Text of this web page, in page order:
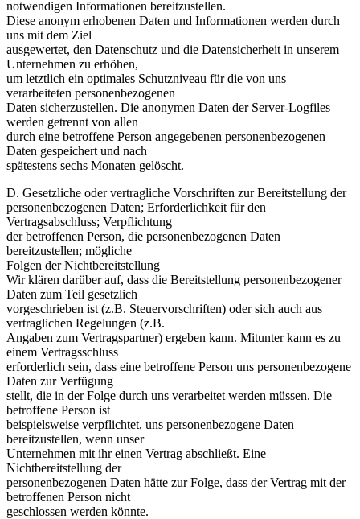
notwendigen Informationen bereitzustellen.
Diese anonym erhobenen Daten und Informationen werden durch
uns mit dem Ziel
ausgewertet, den Datenschutz und die Datensicherheit in unserem
Unternehmen zu erhöhen,
um letztlich ein optimales Schutzniveau für die von uns
verarbeiteten personenbezogenen
Daten sicherzustellen. Die anonymen Daten der Server-Logfiles
werden getrennt von allen
durch eine betroffene Person angegebenen personenbezogenen
Daten gespeichert und nach
spätestens sechs Monaten gelöscht.
D. Gesetzliche oder vertragliche Vorschriften zur Bereitstellung der
personenbezogenen Daten; Erforderlichkeit für den
Vertragsabschluss; Verpflichtung
der betroffenen Person, die personenbezogenen Daten
bereitzustellen; mögliche
Folgen der Nichtbereitstellung
Wir klären darüber auf, dass die Bereitstellung personenbezogener
Daten zum Teil gesetzlich
vorgeschrieben ist (z.B. Steuervorschriften) oder sich auch aus
vertraglichen Regelungen (z.B.
Angaben zum Vertragspartner) ergeben kann. Mitunter kann es zu
einem Vertragsschluss
erforderlich sein, dass eine betroffene Person uns personenbezogene
Daten zur Verfügung
stellt, die in der Folge durch uns verarbeitet werden müssen. Die
betroffene Person ist
beispielsweise verpflichtet, uns personenbezogene Daten
bereitzustellen, wenn unser
Unternehmen mit ihr einen Vertrag abschließt. Eine
Nichtbereitstellung der
personenbezogenen Daten hätte zur Folge, dass der Vertrag mit der
betroffenen Person nicht
geschlossen werden könnte.